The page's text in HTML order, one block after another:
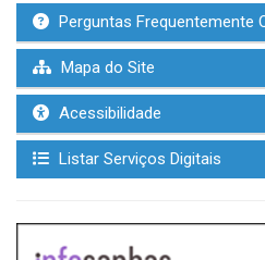
Perguntas Frequentemente
Mapa do Site
Acessibilidade
Listar Serviços Digitais